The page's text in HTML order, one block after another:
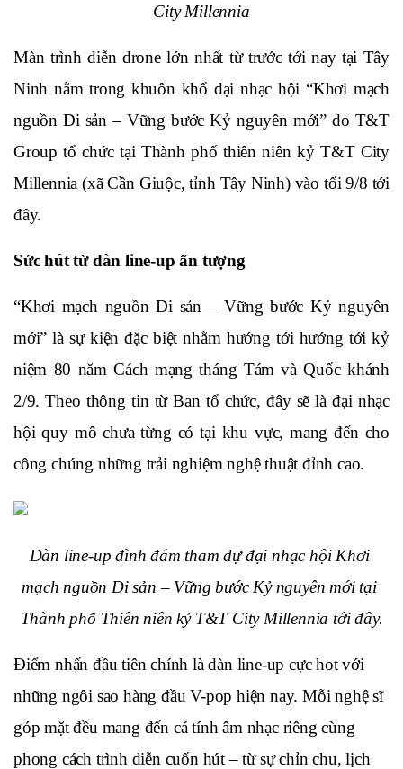
City Millennia
Màn trình diễn drone lớn nhất từ trước tới nay tại Tây
Ninh nằm trong khuôn khổ đại nhạc hội “Khơi mạch
nguồn Di sản – Vững bước Kỷ nguyên mới” do T&T
Group tổ chức tại Thành phố thiên niên kỷ T&T City
Millennia (xã Cần Giuộc, tỉnh Tây Ninh) vào tối 9/8 tới
đây.
Sức hút từ dàn line-up ấn tượng
“Khơi mạch nguồn Di sản – Vững bước Kỷ nguyên
mới” là sự kiện đặc biệt nhằm hướng tới hướng tới kỷ
niệm 80 năm Cách mạng tháng Tám và Quốc khánh
2/9. Theo thông tin từ Ban tổ chức, đây sẽ là đại nhạc
hội quy mô chưa từng có tại khu vực, mang đến cho
công chúng những trải nghiệm nghệ thuật đỉnh cao.
Dàn line-up đình đám tham dự đại nhạc hội Khơi
mạch nguồn Di sản – Vững bước Kỷ nguyên mới tại
Thành phố Thiên niên kỷ T&T City Millennia tới đây.
Điểm nhấn đầu tiên chính là dàn line-up cực hot với
những ngôi sao hàng đầu V-pop hiện nay. Mỗi nghệ sĩ
góp mặt đều mang đến cá tính âm nhạc riêng cùng
phong cách trình diễn cuốn hút – từ sự chỉn chu, lịch